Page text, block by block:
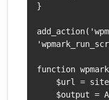
}
function